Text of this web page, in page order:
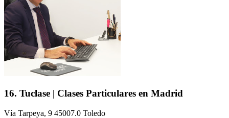
16. Tuclase | Clases Particulares en Madrid
Vía Tarpeya, 9 45007.0 Toledo